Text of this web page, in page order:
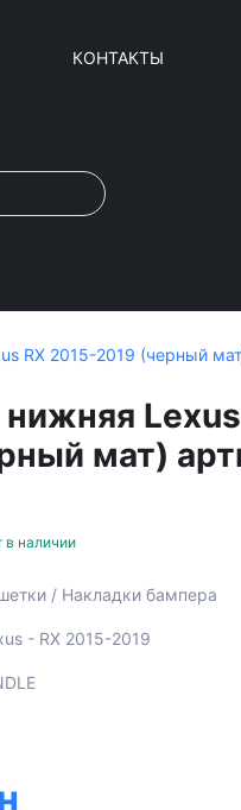
КОНТАКТЫ
RX 2015-2019 (черный
мат)
в наличии
/ Накладки бампера
- RX 2015-2019